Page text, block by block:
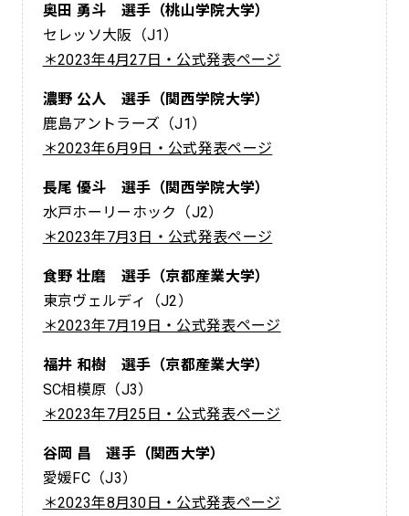
奥田 勇斗 選手（桃山学院大学）
セレッソ大阪（J1）
＊2023年4月27日・公式発表ページ
濃野 公人 選手（関西学院大学）
鹿島アントラーズ（J1）
＊2023年6月9日・公式発表ページ
長尾 優斗 選手（関西学院大学）
水戸ホーリーホック（J2）
＊2023年7月3日・公式発表ページ
食野 壮磨 選手（京都産業大学）
東京ヴェルディ（J2）
＊2023年7月19日・公式発表ページ
福井 和樹 選手（京都産業大学）
SC相模原（J3）
＊2023年7月25日・公式発表ページ
谷岡 昌 選手（関西大学）
愛媛FC（J3）
＊2023年8月30日・公式発表ページ